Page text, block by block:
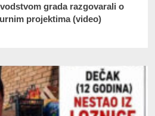
grada razgovarali o
projektima (video)